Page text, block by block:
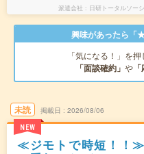
派遣会社 日研トータルソー
興味があったら「
「気になる！」を
「面談確約」 や
未読
NEW
掲載日 2026/08/06
≪ジモトで時短！！